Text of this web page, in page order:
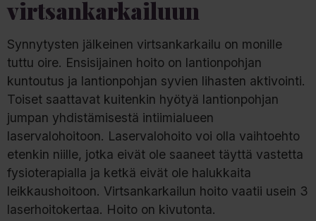
virtsankarkailuun
Synnytysten jälkeinen virtsankarkailu on monille
tuttu oire. Ensisijainen hoito on lantionpohjan
kuntoutus ja lantionpohjan syvien lihasten aktivointi.
Toiset saattavat kuitenkin hyötyä lantionpohjan
jumpan yhdistämisestä intiimialueen
laservalohoitoon. Laservalohoito voi olla vaihtoehto
etenkin niille, jotka eivät ole saaneet täyttä vastetta
fysioterapialla ja ketkä eivät ole halukkaita
leikkaushoitoon. Virtsankarkailun hoito vaatii usein 3
laserhoitokertaa. Hoito on kivutonta.